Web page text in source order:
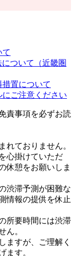
て
ついて（近畿圏
置について
ご注意ください
責事項を必ずお読
れておりません。
心掛けていただ
休憩をお願いしま
渋滞予測が困難な
情報の提供を休止
所要時間には渋滞
ん。
ますが、ご理解く
ます。